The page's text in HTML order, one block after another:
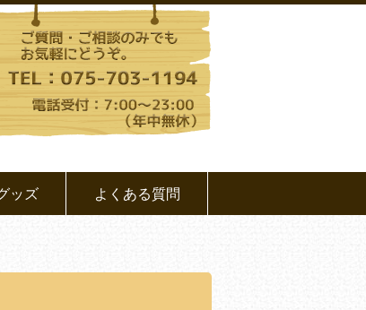
ッズ よくある質問